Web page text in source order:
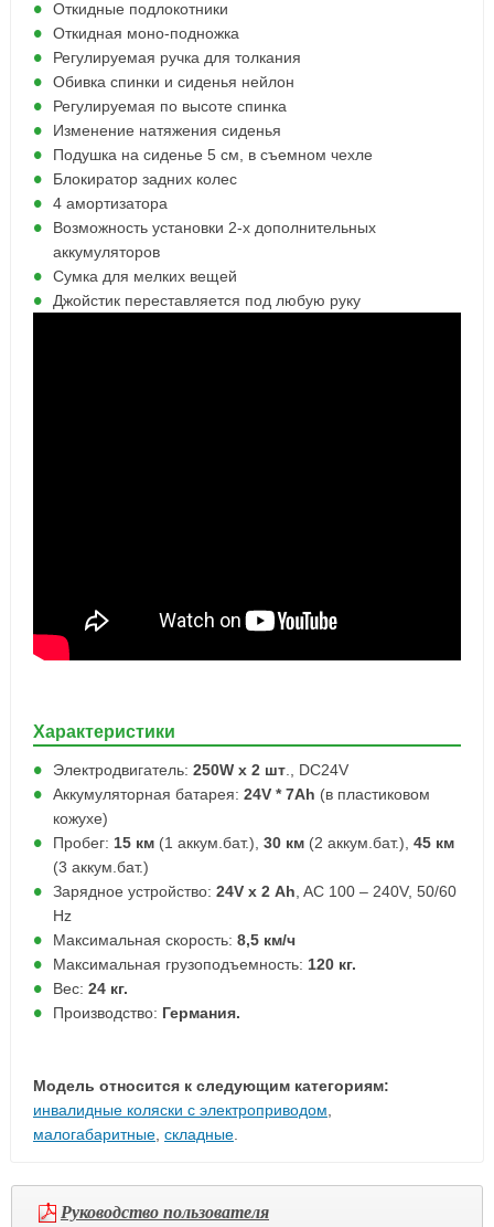
Откидные подлокотники
Откидная моно-подножка
Регулируемая ручка для толкания
Обивка спинки и сиденья нейлон
Регулируемая по высоте спинка
Изменение натяжения сиденья
Подушка на сиденье 5 см, в съемном чехле
Блокиратор задних колес
4 амортизатора
Возможность установки 2-х дополнительных
аккумуляторов
Сумка для мелких вещей
Джойстик переставляется под любую руку
Характеристики
Электродвигатель: 250W х 2 шт., DC24V
Аккумуляторная батарея: 24V * 7Ah (в пластиковом
кожухе)
Пробег: 15 км(1 аккум.бат.), 30 км(2 аккум.бат.), 45 км
(3 аккум.бат.)
Зарядное устройство: 24V х 2 Ah , AC 100 – 240V, 50/60
Hz
Максимальная скорость: 8,5 км/ч
Максимальная грузоподъемность: 120 кг.
Вес: 24 кг.
Производство: Германия.
Модель относится к следующим категориям:
инвалидные коляски с электроприводом
малогабаритные, складные.
Руководство пользователя